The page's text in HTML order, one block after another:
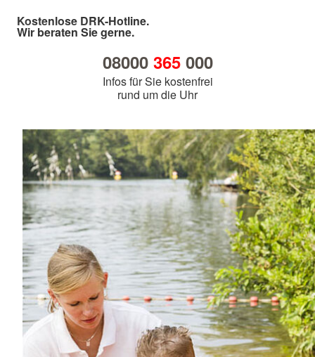
Kostenlose DRK-Hotline.
Wir beraten Sie gerne.
08000 365000
Infos für Sie kostenfrei
rund um die Uhr